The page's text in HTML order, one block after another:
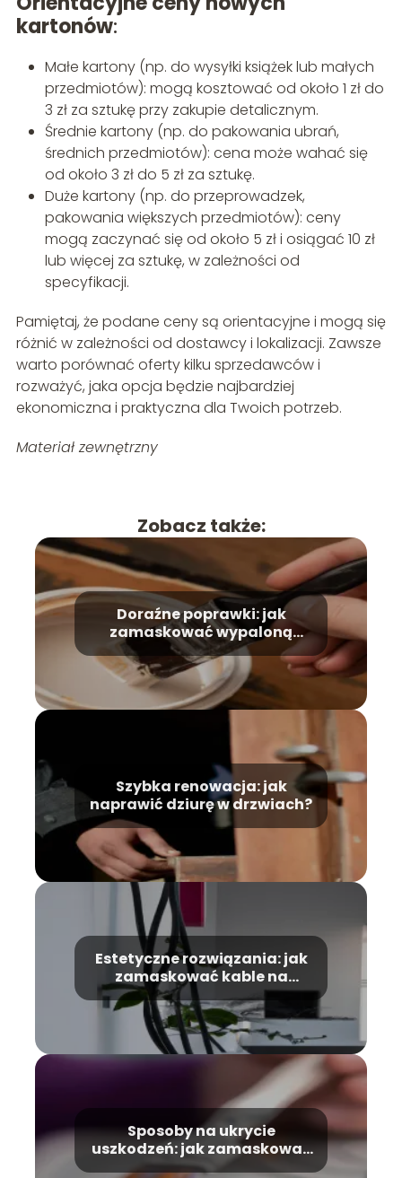
kartonów:
Małe kartony (np. do wysyłki książek lub małych
przedmiotów): mogą kosztować od około 1 zł do
3 zł za sztukę przy zakupie detalicznym.
Średnie kartony (np. do pakowania ubrań,
średnich przedmiotów): cena może wahać się
od około 3 zł do 5 zł za sztukę.
Duże kartony (np. do przeprowadzek,
pakowania większych przedmiotów): ceny
mogą zaczynać się od około 5 zł i osiągać 10 zł
lub więcej za sztukę, w zależności od
specyfikacji.
Pamiętaj, że podane ceny są orientacyjne i mogą się
różnić w zależności od dostawcy i lokalizacji. Zawsze
warto porównać oferty kilku sprzedawców i
rozważyć, jaka opcja będzie najbardziej
ekonomiczna i praktyczna dla Twoich potrzeb.
Materiał zewnętrzny
Zobacz także:
Doraźne poprawki: jak
zamaskować wypaloną
dziurę?
Szybka renowacja: jak
naprawić dziurę w drzwiach?
Estetyczne rozwiązania: jak
zamaskować kable na
ścianie?
Sposoby na ukrycie
uszkodzeń: jak zamaskować
pękniętą płytkę?